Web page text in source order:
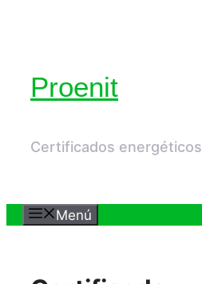
Proenit
Certificados energéticos
Menú